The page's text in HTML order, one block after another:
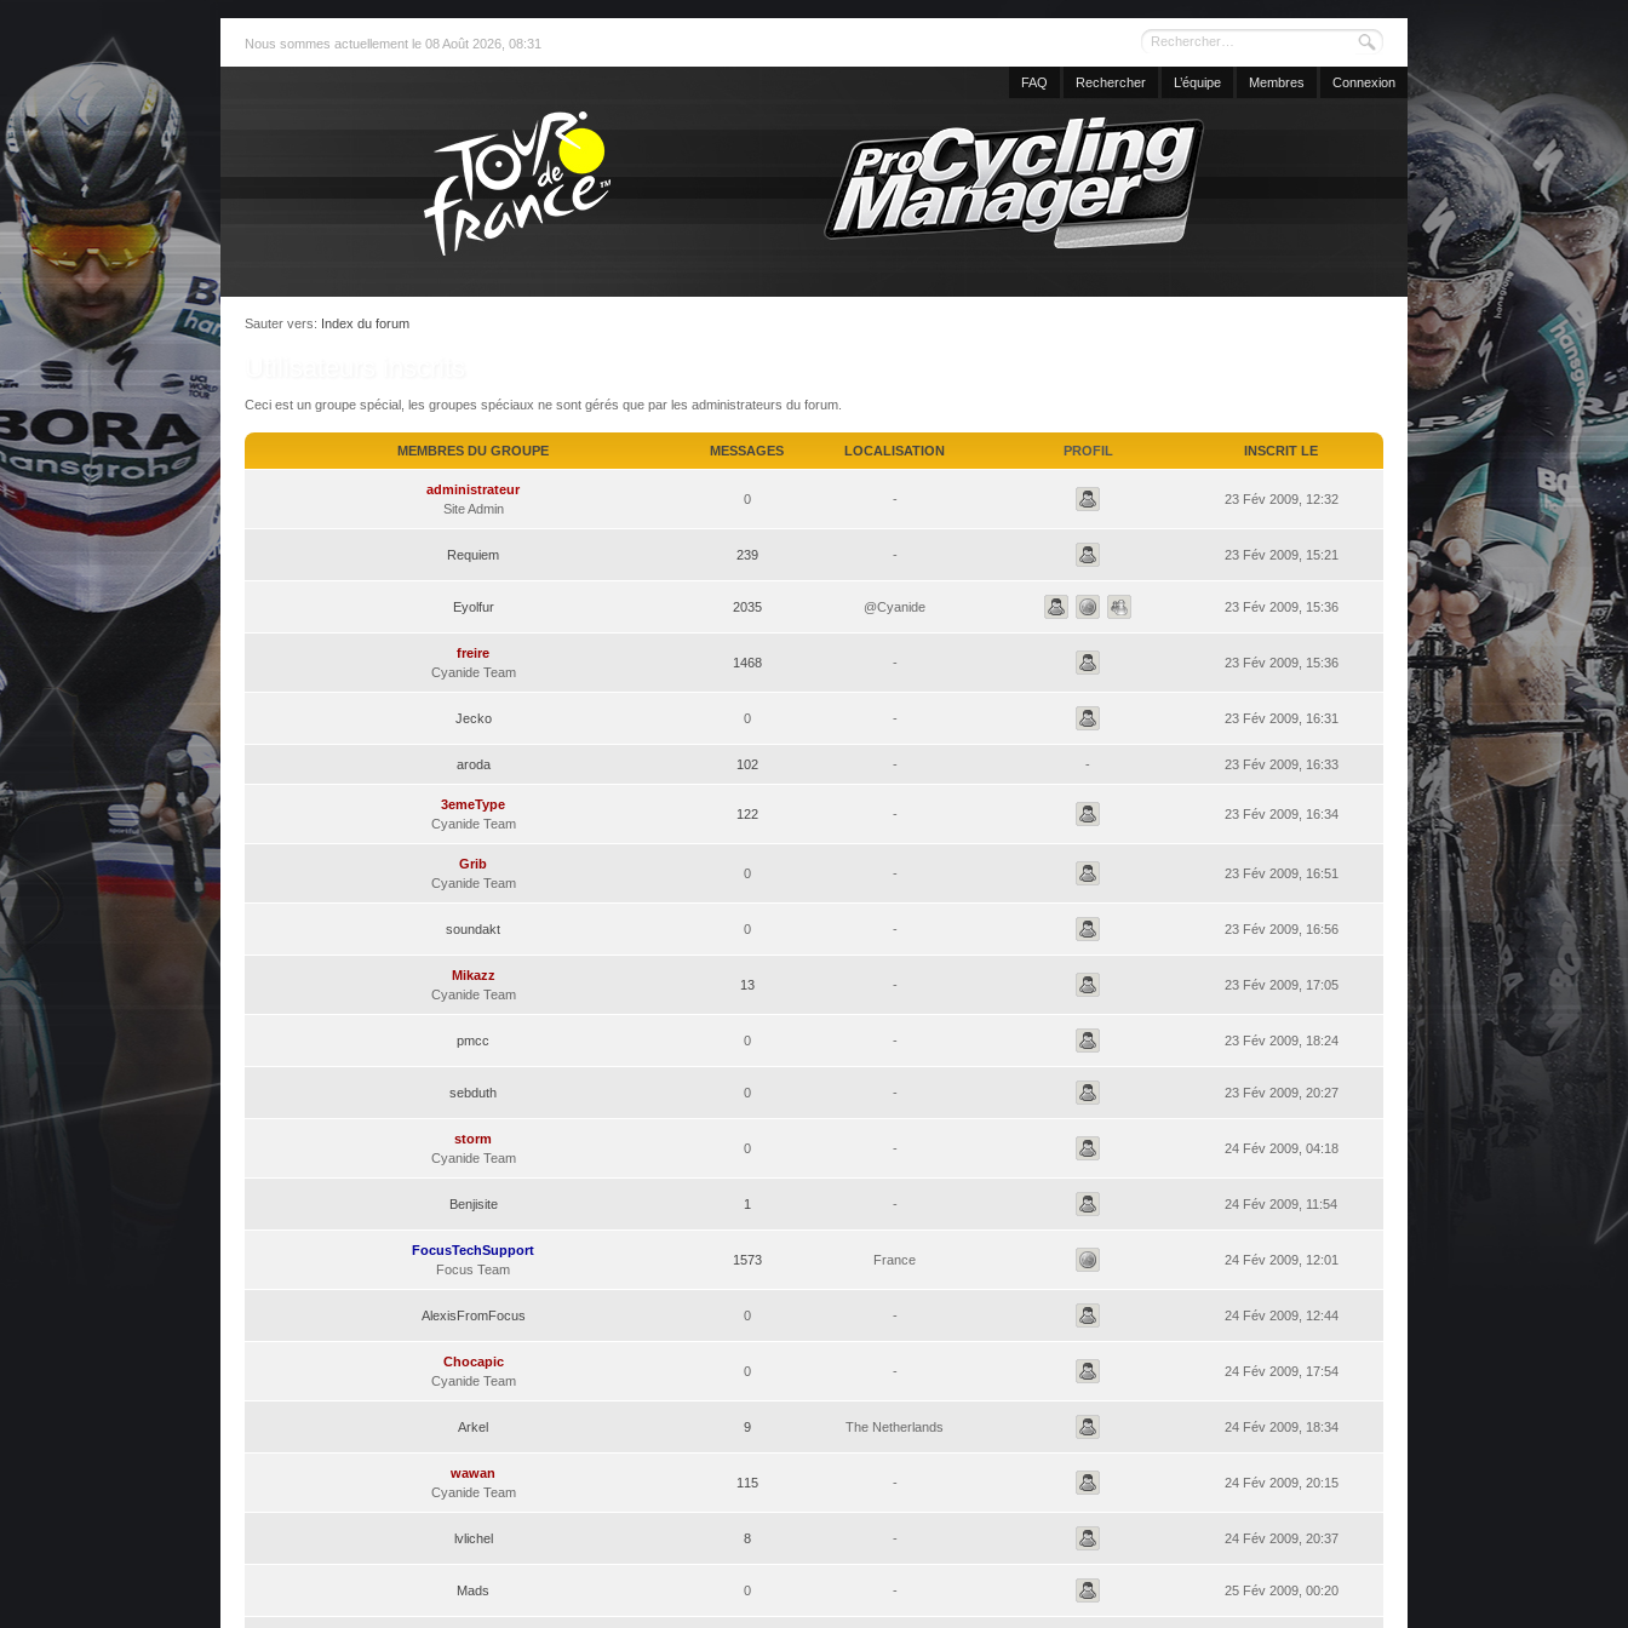
Nous sommes actuellement le 08 Août 2026, 08:31
FAQ Rechercher L’équipe Membres Connexion
Sauter vers: Index du forum
Ceci est un groupe spécial, les groupes spéciaux ne sont gérés que par les administrateurs du forum.
MEMBRES DU GROUPE MESSAGES LOCALISATION PROFIL INSCRIT LE
administrateur
Site Admin
0 - 23 Fév 2009, 12:32
Requiem 239 - 23 Fév 2009, 15:21
Eyolfur 2035 @Cyanide 23 Fév 2009, 15:36
freire
Cyanide Team
1468 - 23 Fév 2009, 15:36
Jecko 0 - 23 Fév 2009, 16:31
aroda 102 - - 23 Fév 2009, 16:33
3emeType
Cyanide Team
122 - 23 Fév 2009, 16:34
Grib
Cyanide Team
0 - 23 Fév 2009, 16:51
soundakt 0 - 23 Fév 2009, 16:56
Mikazz
Cyanide Team
13 - 23 Fév 2009, 17:05
pmcc 0 - 23 Fév 2009, 18:24
sebduth 0 - 23 Fév 2009, 20:27
storm
Cyanide Team
0 - 24 Fév 2009, 04:18
Benjisite 1 - 24 Fév 2009, 11:54
FocusTechSupport
Focus Team
1573 France 24 Fév 2009, 12:01
AlexisFromFocus 0 - 24 Fév 2009, 12:44
Chocapic
Cyanide Team
0 - 24 Fév 2009, 17:54
Arkel 9 The Netherlands 24 Fév 2009, 18:34
wawan
Cyanide Team
115 - 24 Fév 2009, 20:15
lvlichel 8 - 24 Fév 2009, 20:37
Mads 0 - 25 Fév 2009, 00:20